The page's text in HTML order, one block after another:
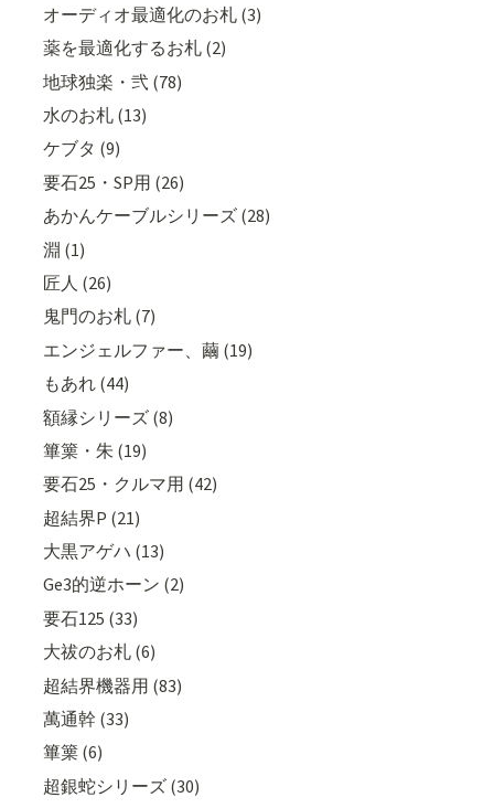
オーディオ最適化のお札 (3)
薬を最適化するお札 (2)
地球独楽・弐 (78)
水のお札 (13)
ケブタ (9)
要石25・SP用 (26)
あかんケーブルシリーズ (28)
淵 (1)
匠人 (26)
鬼門のお札 (7)
エンジェルファー、繭 (19)
もあれ (44)
額縁シリーズ (8)
篳篥・朱 (19)
要石25・クルマ用 (42)
超結界P (21)
大黒アゲハ (13)
Ge3的逆ホーン (2)
要石125 (33)
大祓のお札 (6)
超結界機器用 (83)
萬通幹 (33)
篳篥 (6)
超銀蛇シリーズ (30)